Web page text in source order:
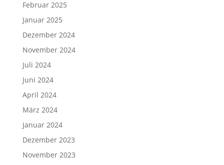
Februar 2025
Januar 2025
Dezember 2024
November 2024
Juli 2024
Juni 2024
April 2024
März 2024
Januar 2024
Dezember 2023
November 2023